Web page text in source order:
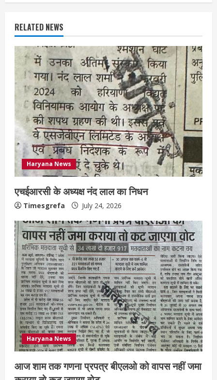
RELATED NEWS
Haryana News
एचईआरसी के अध्यक्ष नंद लाल का निधन
Timesgrefa July 24, 2026
Haryana News
आज शाम तक गणना प्रपत्र बीएलओ को वापस नहीं जमा